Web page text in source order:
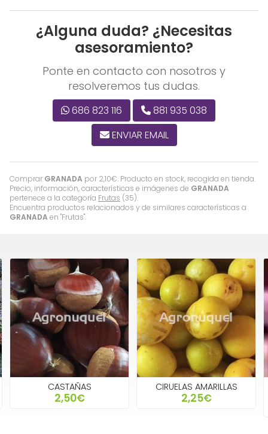
Comprar GRANADA por 2,10€. Producto en stock, recogida en tienda.
Precio, información, características e imágenes de GRANADA
pertenece a la categoría Frutas (35).
Encuentra productos relacionados y de similares características a
GRANADA en "Frutas".
¿Alguna duda? ¿Necesitas
asesoramiento?
Ponte en contacto con nosotros y
resolveremos tus dudas.
686 823 116
881 935 038
ENVIAR EMAIL
CASTAÑAS
2,50€
CIRUELAS AMARILLAS
2,25€